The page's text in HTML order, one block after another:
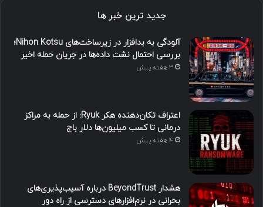
جدید ترین خبر ها
آلودگی به بدافزار در زیرساخت‌های Nihon Kotsu؛
بررسی احتمال نشت داده‌ها در جریان حمله اخیر
3 هفته پیش
اعتراف تکان‌دهنده هکر Ryuk: از حمله به مراکز
درمانی تا کسب میلیون‌ها دلار باج
4 هفته پیش
هشدار BeyondTrust درباره آسیب‌پذیری‌های
بحرانی در نرم‌افزارهای دسترسی از راه دور